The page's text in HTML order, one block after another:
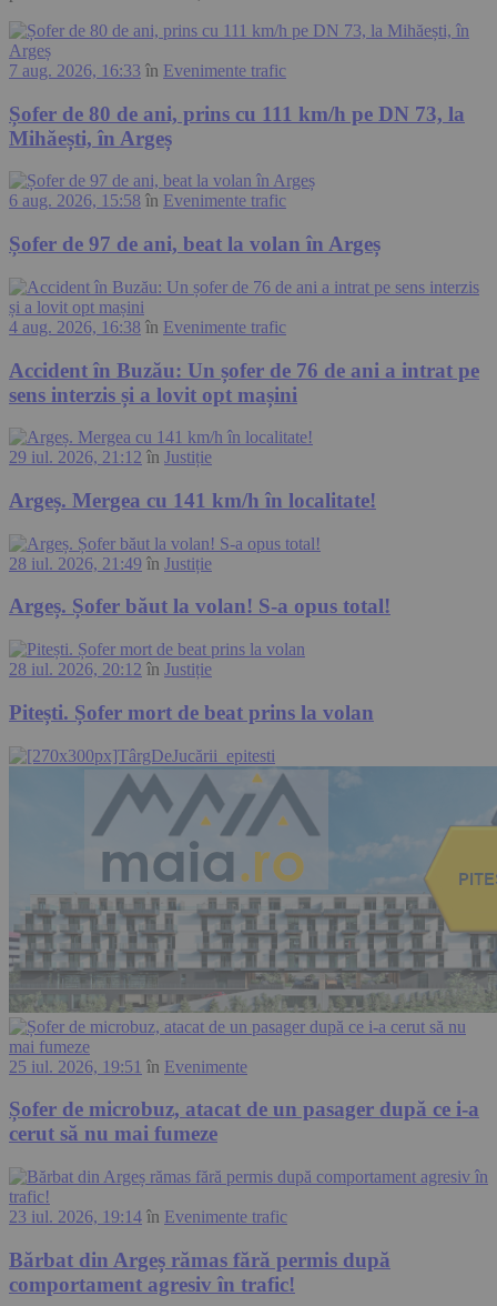
7 aug. 2026, 16:33 în Evenimente trafic
Șofer de 80 de ani, prins cu 111 km/h pe DN 73, la
Mihăești, în Argeș
6 aug. 2026, 15:58 în Evenimente trafic
Șofer de 97 de ani, beat la volan în Argeș
4 aug. 2026, 16:38 în Evenimente trafic
Accident în Buzău: Un șofer de 76 de ani a intrat pe
sens interzis și a lovit opt mașini
29 iul. 2026, 21:12 în Justiție
Argeș. Mergea cu 141 km/h în localitate!
28 iul. 2026, 21:49 în Justiție
Argeș. Șofer băut la volan! S-a opus total!
28 iul. 2026, 20:12 în Justiție
Pitești. Șofer mort de beat prins la volan
25 iul. 2026, 19:51 în Evenimente
Șofer de microbuz, atacat de un pasager după ce i-a
cerut să nu mai fumeze
23 iul. 2026, 19:14 în Evenimente trafic
Bărbat din Argeș rămas fără permis după
comportament agresiv în trafic!